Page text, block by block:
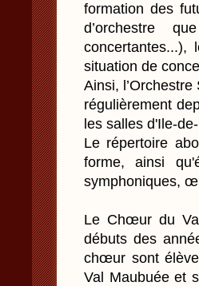
formation des
d’orchestre
concertantes...),
situation de
Ainsi,
régulièrement
les salles d'Ile-
Le répertoire
forme, ainsi
symphoniques,
Le Chœur du
débuts des
chœur sont
Val Maubuée et